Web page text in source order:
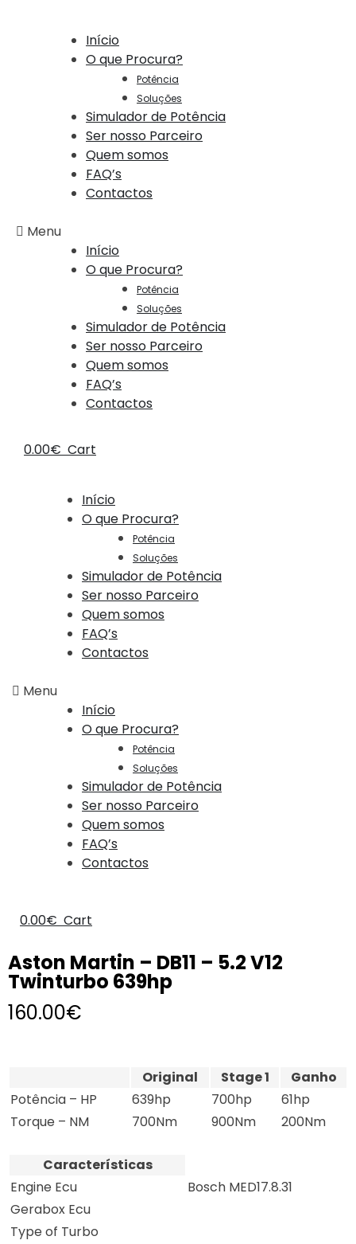
Início
O que Procura?
Potência
Soluções
Simulador de Potência
Ser nosso Parceiro
Quem somos
FAQ’s
Contactos
Menu
Início
O que Procura?
Potência
Soluções
Simulador de Potência
Ser nosso Parceiro
Quem somos
FAQ’s
Contactos
0.00€ Cart
Início
O que Procura?
Potência
Soluções
Simulador de Potência
Ser nosso Parceiro
Quem somos
FAQ’s
Contactos
Menu
Início
O que Procura?
Potência
Soluções
Simulador de Potência
Ser nosso Parceiro
Quem somos
FAQ’s
Contactos
0.00€ Cart
Aston Martin – DB11 – 5.2 V12
Twinturbo 639hp
160.00€
Original Stage 1
Ganho
Potência – HP
639hp 700hp
61hp
Torque – NM
700Nm 900Nm 200Nm
Características
Engine Ecu
Bosch MED17.8.31
Gerabox Ecu
Type of Turbo